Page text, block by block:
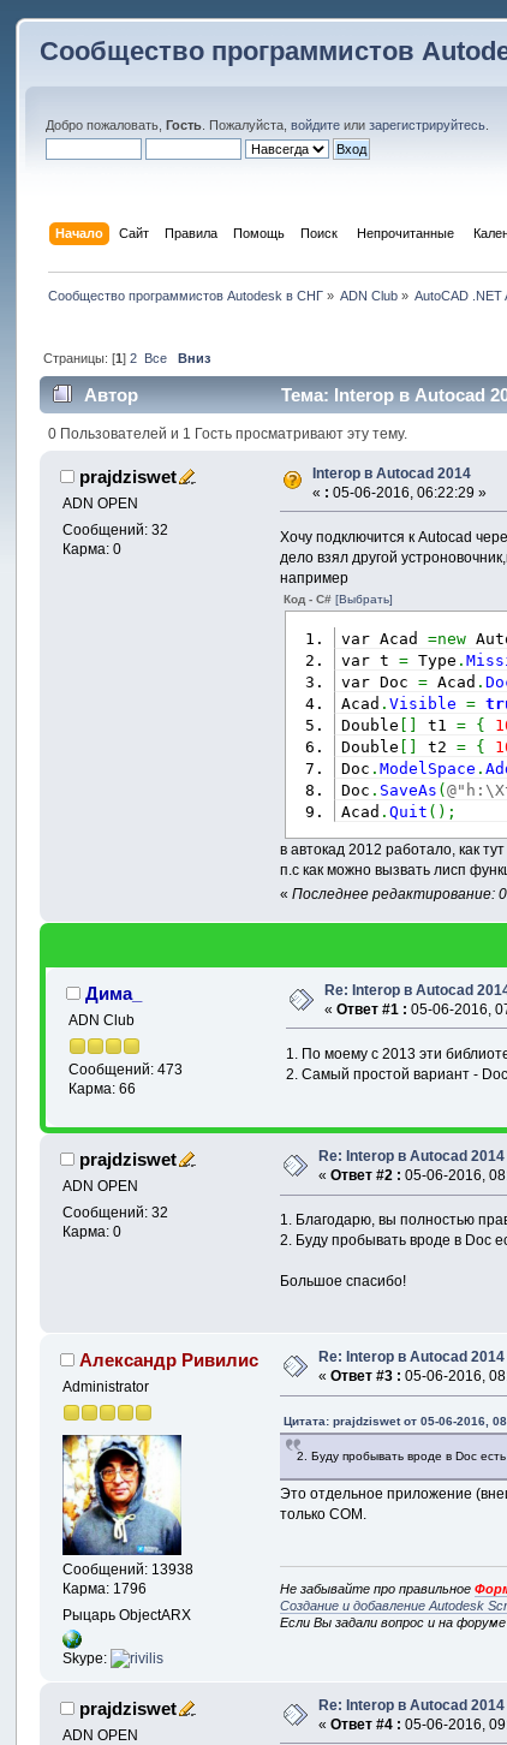
Сообщество программистов
Добро пожаловать,Гость . Пожалуйста,войдите илизарегистрируйтесь
Начало Сайт Правила Помощь Поиск Непрочитанные
Сообщество программистов Autodesk в СНГ» ADN Club » AutoCAD .NET
Страницы: [1] 2 Все Вниз
Автор Тема: Interop в Autocad
0 Пользователей и 1 Гость просматривают эту тему.
prajdziswet
ADN OPEN
Сообщений: 32
Карма: 0
Interop в Autocad 2014
« : 05-06-2016, 06:22:29 »
Хочу подключится к Autocad
дело взял другой
например
Код - C#[Выбрать]
var Acad =new
var t = Type .
var Doc = Acad .
Acad .Visible =
Double [ ] t1 = {
Double [ ] t2 = {
Doc .ModelSpace .
Doc . SaveAs (
Acad .Quit ( ) ;
в автокад 2012 работало, как
п.с как можно вызвать лисп
«Последнее редактирование:
Дима_
ADN Club
Сообщений: 473
Карма: 66
Re: Interop в Autocad
«Ответ #1 : 05-06-2016,
1. По моему с 2013 эти
2. Самый простой вариант -
prajdziswet
ADN OPEN
Сообщений: 32
Карма: 0
Re: Interop в Autocad 2014
«Ответ #2 : 05-06-2016,
1. Благодарю, вы полностью
2. Буду пробывать вроде в Doc
Большое спасибо!
Александр Ривилис
Administrator
Сообщений: 13938
Карма: 1796
Рыцарь ObjectARX
Skype:
Re: Interop в Autocad 2014
«Ответ #3 : 05-06-2016,
Цитата: prajdziswet от 05-06-2016,
2. Буду пробывать вроде в Doc
Это отдельное приложение
только COM.
Не забывайте про правильное
Создание и добавление Autodesk
Если Вы задали вопрос и на
prajdziswet
ADN OPEN
Re: Interop в Autocad 2014
«Ответ #4 : 05-06-2016,